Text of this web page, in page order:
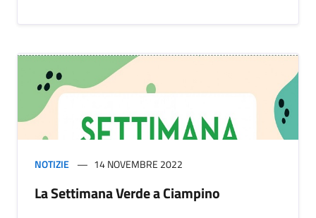
NOTIZIE 14 NOVEMBRE 2022
La Settimana Verde a Ciampino